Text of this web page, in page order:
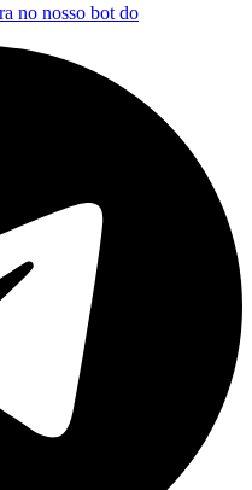
no nosso bot do